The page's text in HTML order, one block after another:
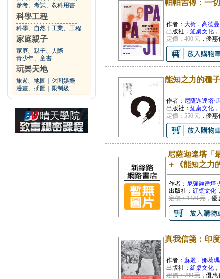
參考、考試、教科用書
科學工程
科學、自然 工業、工程
家庭親子
家庭、親子、人際
青少年、童書
玩樂天地
旅遊、地圖
休閒娛樂
漫畫、插圖
限制級
帕帕吉傳：一
作者： 大衛．高德曼
出版社： 紅桌文化
定價：400 元，優惠
能知之力的種
作者： 尼薩迦達塔·
出版社： 紅桌文化
定價：550 元，優惠
尼薩迦達塔「
＋《能知之力
作者： 尼薩迦達塔
出版社： 紅桌文化
定價：1470 元，優
真我信箋：印
作者： 蘇孋．娜葛瑪
出版社： 紅桌文化
定價：799 元，優惠